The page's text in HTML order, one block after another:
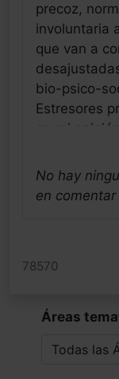
precoz,
involuntaria
que van a
bio-psico-
Estresores
en mi
genético y
frecuencia
sobretodo
que
No hay
en comentar
78570
Áreas